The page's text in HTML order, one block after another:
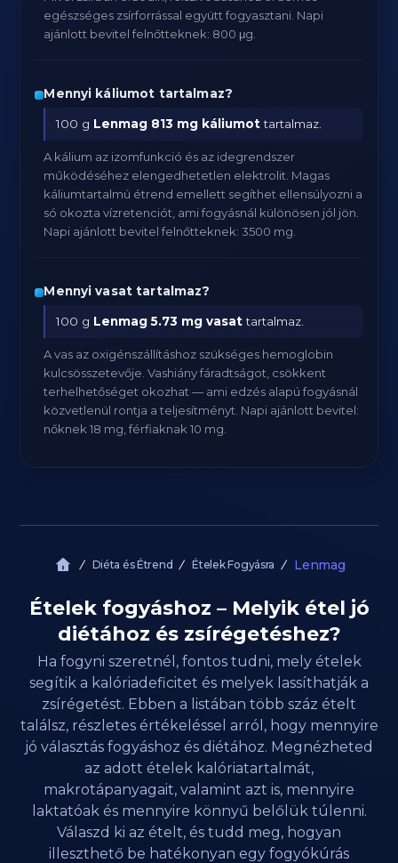
egészséges zsírforrással együtt fogyasztani. Napi
ajánlott bevitel felnőtteknek: 800 μg.
Mennyi káliumot tartalmaz?
100 g Lenmag 813 mg káliumottartalmaz.
A kálium az izomfunkció és az idegrendszer
működéséhez elengedhetetlen elektrolit. Magas
káliumtartalmú étrend emellett segíthet ellensúlyozni a
só okozta vízretenciót, ami fogyásnál különösen jól jön.
Napi ajánlott bevitel felnőtteknek: 3500 mg.
Mennyi vasat tartalmaz?
100 g Lenmag 5.73 mg vasattartalmaz.
A vas az oxigénszállításhoz szükséges hemoglobin
kulcsösszetevője. Vashiány fáradtságot, csökkent
terhelhetőséget okozhat — ami edzés alapú fogyásnál
közvetlenül rontja a teljesítményt. Napi ajánlott bevitel:
nőknek 18 mg, férfiaknak 10 mg.
Diéta és Étrend Ételek Fogyásra Lenmag
Ételek fogyáshoz – Melyik étel jó
diétához és zsírégetéshez?
Ha fogyni szeretnél, fontos tudni, mely ételek
segítik a kalóriadeficitet és melyek lassíthatják a
zsírégetést. Ebben a listában több száz ételt
találsz, részletes értékeléssel arról, hogy mennyire
jó választás fogyáshoz és diétához. Megnézheted
az adott ételek kalóriatartalmát,
makrotápanyagait, valamint azt is, mennyire
laktatóak és mennyire könnyű belőlük túlenni.
Válaszd ki az ételt, és tudd meg, hogyan
illeszthető be hatékonyan egy fogyókúrás